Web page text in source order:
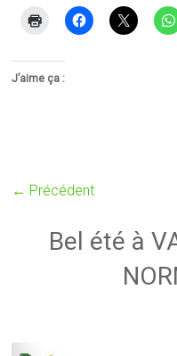
J’aime ça :
← Précédent
Bel été à